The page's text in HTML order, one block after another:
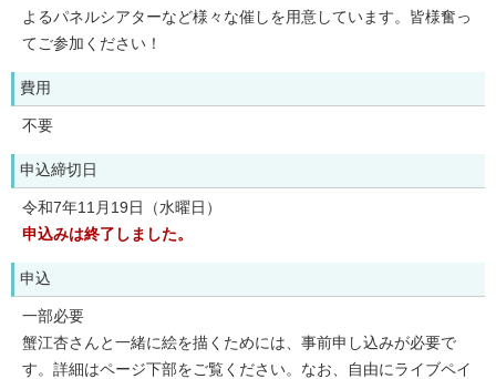
よるパネルシアターなど様々な催しを用意しています。皆様奮っ
てご参加ください！
費用
不要
申込締切日
令和7年11月19日（水曜日）
申込みは終了しました。
申込
一部必要
蟹江杏さんと一緒に絵を描くためには、事前申し込みが必要で
す。詳細はページ下部をご覧ください。なお、自由にライブペイ